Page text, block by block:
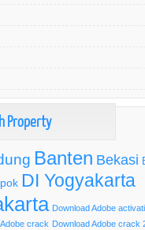
Property
Banten Bekasi
DI Yogyakarta
Download Adobe
crack Download Adobe crack